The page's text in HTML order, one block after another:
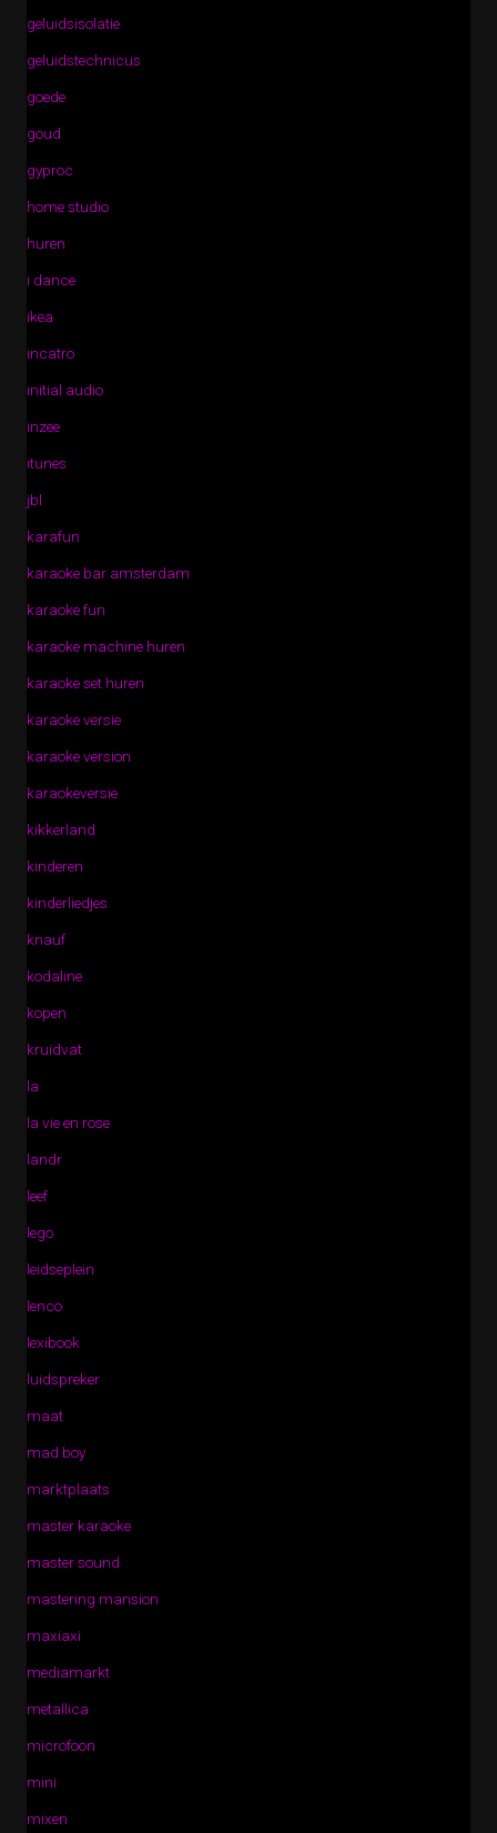
geluidsisolatie
geluidstechnicus
goede
goud
gyproc
home studio
huren
i dance
ikea
incatro
initial audio
inzee
itunes
jbl
karafun
karaoke bar amsterdam
karaoke fun
karaoke machine huren
karaoke set huren
karaoke versie
karaoke version
karaokeversie
kikkerland
kinderen
kinderliedjes
knauf
kodaline
kopen
kruidvat
la
la vie en rose
landr
leef
lego
leidseplein
lenco
lexibook
luidspreker
maat
mad boy
marktplaats
master karaoke
master sound
mastering mansion
maxiaxi
mediamarkt
metallica
microfoon
mini
mixen